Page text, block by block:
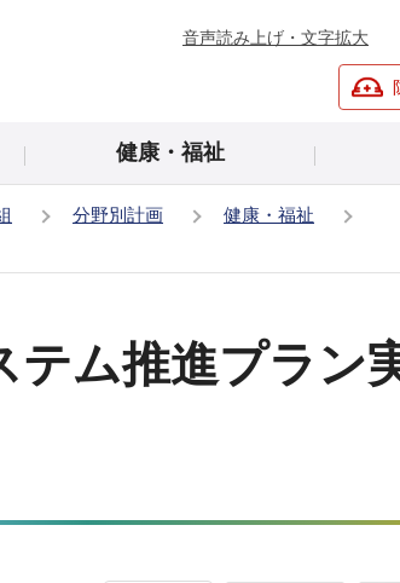
音声読み上げ・文字拡大
健康・福祉
分野別計画
健康・福祉
テム推進プラン